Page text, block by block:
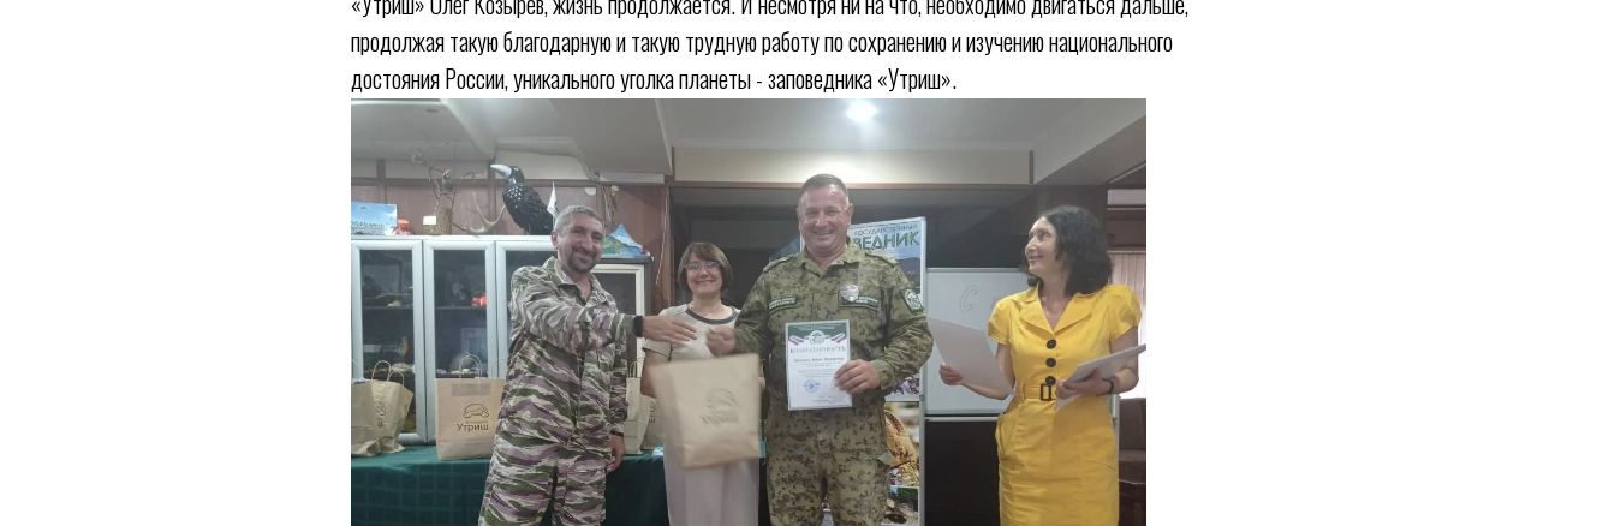
продолжая такую благодарную и такую трудную работу по сохранению и изучению национального
достояния России, уникального уголка планеты - заповедника «Утриш».